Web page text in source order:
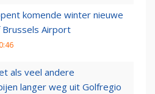
komende winter nieuwe
Airport
als veel andere
langer weg uit Golfregio